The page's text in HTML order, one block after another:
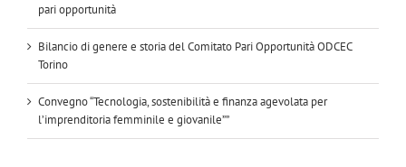
pari opportunità
Bilancio di genere e storia del Comitato Pari Opportunità ODCEC
Torino
Convegno “Tecnologia, sostenibilità e finanza agevolata per
l’imprenditoria femminile e giovanile””